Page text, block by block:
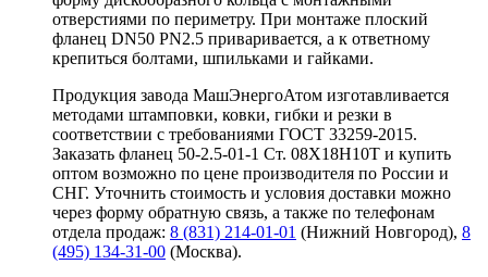
отверстиями по периметру. При монтаже плоский
фланец DN50 PN2.5 приваривается, а к ответному
крепиться болтами, шпильками и гайками.
Продукция завода МашЭнергоАтом изготавливается
методами штамповки, ковки, гибки и резки в
соответствии с требованиями ГОСТ 33259-2015.
Заказать фланец 50-2.5-01-1 Ст. 08Х18Н10Т и купить
оптом возможно по цене производителя по России и
СНГ. Уточнить стоимость и условия доставки можно
через форму обратную связь, а также по телефонам
отдела продаж: 8 (831) 214-01-01 (Нижний Новгород), 8
(495) 134-31-00 (Москва).